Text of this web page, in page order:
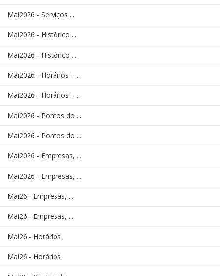
Mai2026 - Serviços ...
Mai2026 - Histórico ...
Mai2026 - Histórico ...
Mai2026 - Horários - ...
Mai2026 - Horários - ...
Mai2026 - Pontos do ...
Mai2026 - Pontos do ...
Mai2026 - Empresas, ...
Mai2026 - Empresas, ...
Mai26 - Empresas, ...
Mai26 - Empresas, ...
Mai26 - Horários
Mai26 - Horários